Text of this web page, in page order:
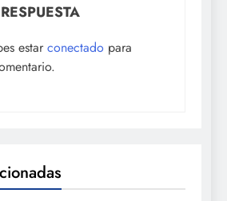
estar conectado para